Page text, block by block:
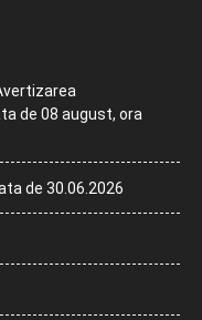
de 08 august, ora
de 30.06.2026